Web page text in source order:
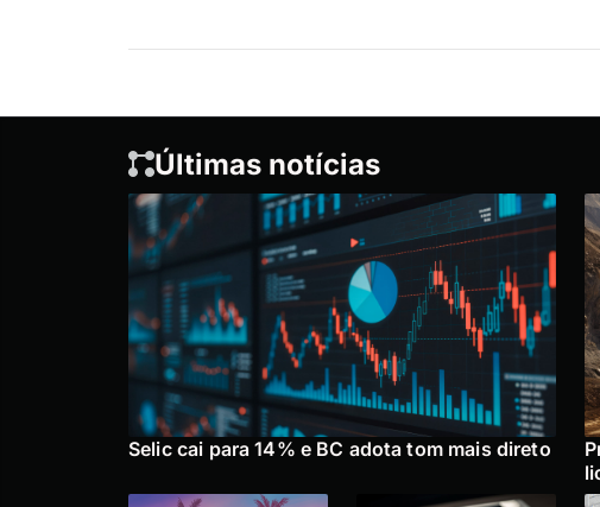
Últimas notícias
Selic cai para 14% e BC adota tom mais direto